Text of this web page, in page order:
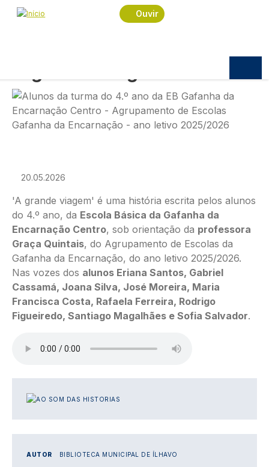
Passar para o conteúdo principal
Ouvir
Navegação estrutural
Início
Ao Som das Histórias
Imagem
20.05.2026
'A grande viagem' é uma história escrita pelos alunos
do 4.º ano, da Escola Básica da Gafanha da
Encarnação Centro, sob orientação da professora
Graça Quintais, do Agrupamento de Escolas da
Gafanha da Encarnação, do ano letivo 2025/2026.
Nas vozes dos alunos Eriana Santos, Gabriel
Cassamá, Joana Silva, José Moreira, Maria
Francisca Costa, Rafaela Ferreira, Rodrigo
Figueiredo, Santiago Magalhães e Sofia Salvador.
IMAGEM
AUTOR BIBLIOTECA MUNICIPAL DE ÍLHAVO